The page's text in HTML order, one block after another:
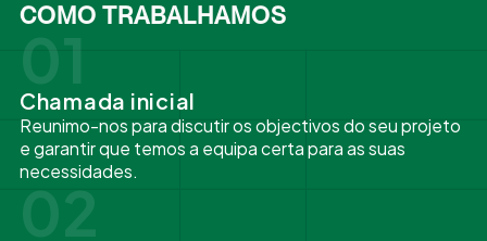
COMO TRABALHAMOS
01
Chamada inicial
Reunimo-nos para discutir os objectivos do seu projeto
e garantir que temos a equipa certa para as suas
necessidades.
02